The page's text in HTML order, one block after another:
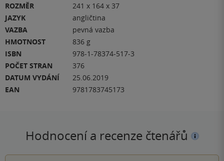
ROZMĚR
241 x 164 x 37
JAZYK
angličtina
VAZBA
pevná vazba
HMOTNOST
836 g
ISBN
978-1-78374-517-3
POČET STRAN
376
DATUM VYDÁNÍ
25.06.2019
EAN
9781783745173
Hodnocení a recenze čtenářů